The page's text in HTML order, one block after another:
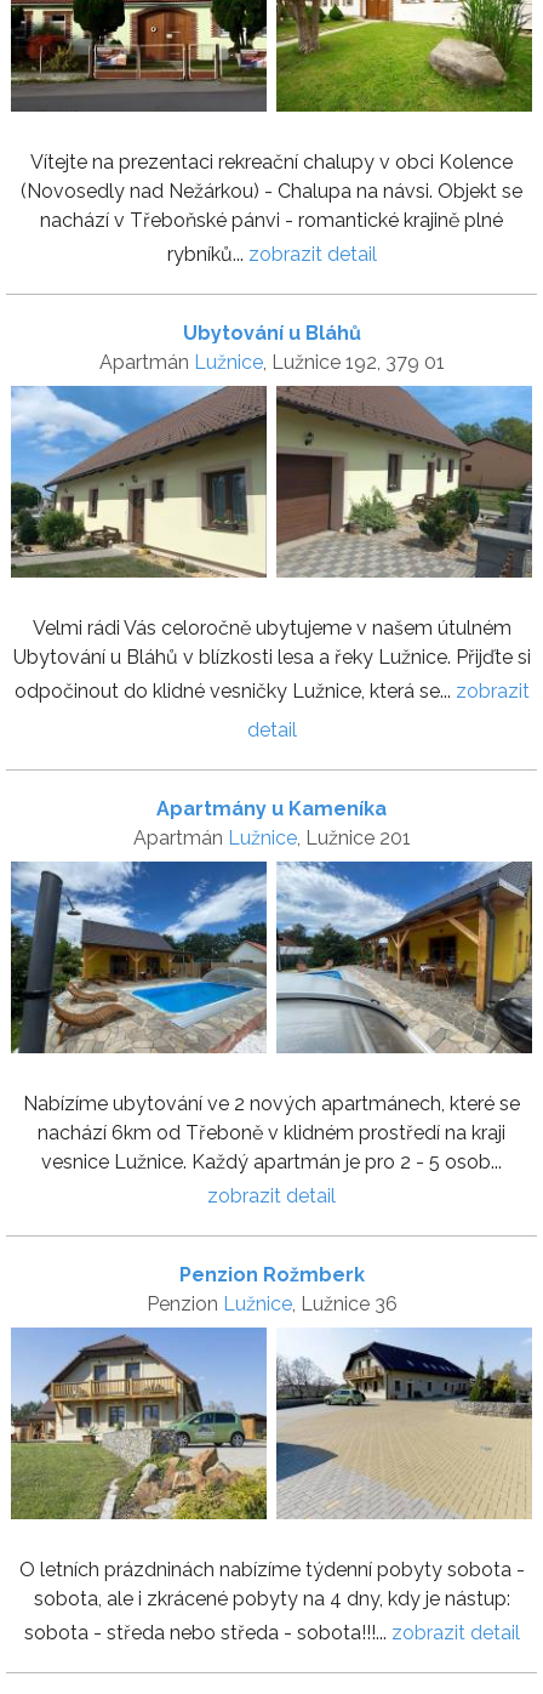
Vítejte na prezentaci rekreační chalupy v obci Kolence
(Novosedly nad Nežárkou) - Chalupa na návsi. Objekt se
nachází v Třeboňské pánvi - romantické krajině plné
rybníků... zobrazit detail
Ubytování u Bláhů
Apartmán Lužnice, Lužnice 192, 379 01
Velmi rádi Vás celoročně ubytujeme v našem útulném
Ubytování u Bláhů v blízkosti lesa a řeky Lužnice. Přijďte si
odpočinout do klidné vesničky Lužnice, která se... zobrazit
detail
Apartmány u Kameníka
Apartmán Lužnice, Lužnice 201
Nabízíme ubytování ve 2 nových apartmánech, které se
nachází 6km od Třeboně v klidném prostředí na kraji
vesnice Lužnice. Každý apartmán je pro 2 - 5 osob...
zobrazit detail
Penzion Rožmberk
Penzion Lužnice, Lužnice 36
O letních prázdninách nabízíme týdenní pobyty sobota -
sobota, ale i zkrácené pobyty na 4 dny, kdy je nástup:
sobota - středa nebo středa - sobota!!!... zobrazit detail